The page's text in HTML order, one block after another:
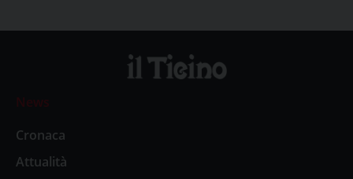
News
Cronaca
Attualità